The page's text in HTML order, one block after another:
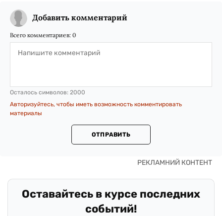
Добавить комментарий
Всего комментариев: 0
Осталось символов: 2000
Авторизуйтесь, чтобы иметь возможность комментировать
материалы
ОТПРАВИТЬ
Оставайтесь в курсе последних
событий!